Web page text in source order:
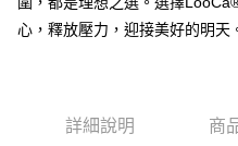
運送方式
心，釋放壓力，迎接美好的明天
詳細說明 商